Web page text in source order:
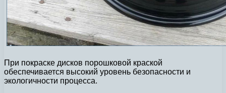
При покраске дисков порошковой краской
обеспечивается высокий уровень безопасности и
экологичности процесса.